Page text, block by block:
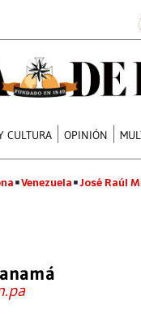
CULTURA OPINIÓN
Venezuela José Raúl